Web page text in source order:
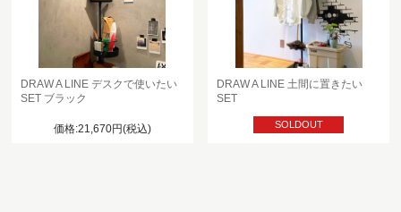
DRAW A LINE デスクで使いたい
SET ブラック
価格:21,670円(税込)
DRAW A LINE 土間に置きたい
SET
SOLDOUT